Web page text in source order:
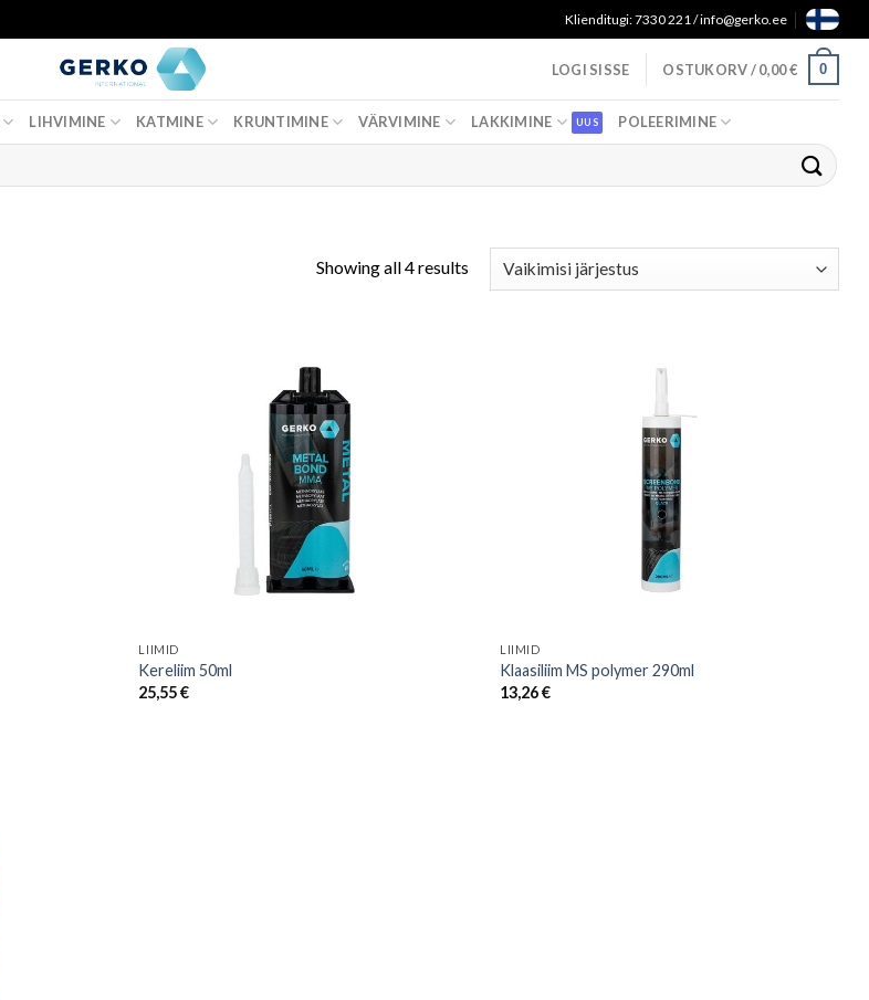
Klienditugi: 7330 221 / info@gerko.ee
LOGI SISSE OSTUKORV /0,00€ 0
LIHVIMINE KATMINE KRUNTIMINE VÄRVIMINE LAKKIMINE POLEERIMINE
Showing all 4 results
LIIMID
Kereliim 50ml
25,55€
LIIMID
Klaasiliim MS polymer 290ml
13,26€